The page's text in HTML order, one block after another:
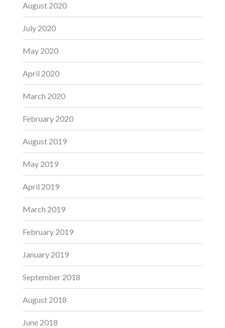
August 2020
July 2020
May 2020
April 2020
March 2020
February 2020
August 2019
May 2019
April 2019
March 2019
February 2019
January 2019
September 2018
August 2018
June 2018